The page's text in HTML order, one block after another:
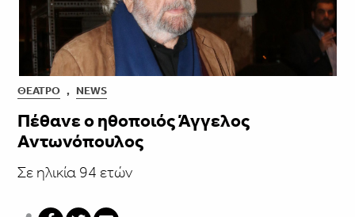
ΘΈΑΤΡΟ , NEWS
Πέθανε ο ηθοποιός Άγγελος
Αντωνόπουλος
Σε ηλικία 94 ετών